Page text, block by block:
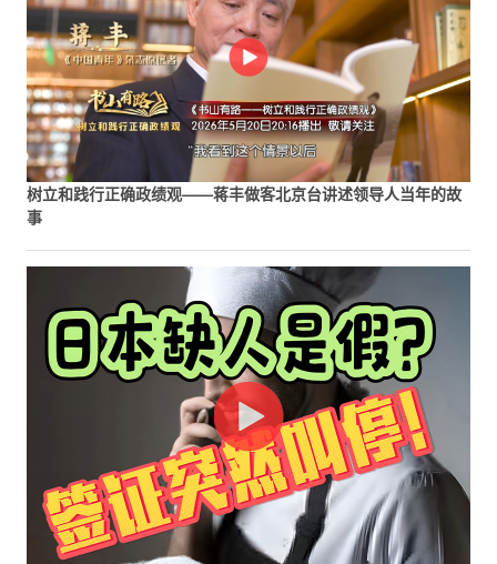
树立和践行正确政绩观——蒋丰做客北京台讲述领导人当年的故
事